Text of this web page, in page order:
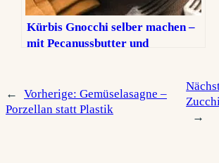
Kürbis Gnocchi selber machen –
mit Pecanussbutter und
← Vorherige: Gemüselasagne –
Porzellan statt Plastik
→